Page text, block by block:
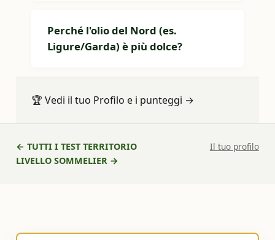
Perché l'olio del Nord (es.
Ligure/Garda) è più dolce?
🏆 Vedi il tuo Profilo e i punteggi →
← TUTTI I TEST TERRITORIO
Il tuo profilo
LIVELLO SOMMELIER →